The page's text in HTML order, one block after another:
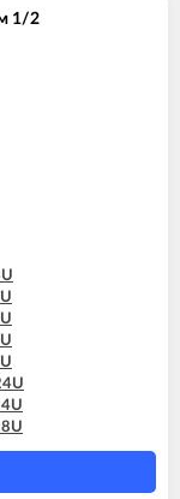
1/2